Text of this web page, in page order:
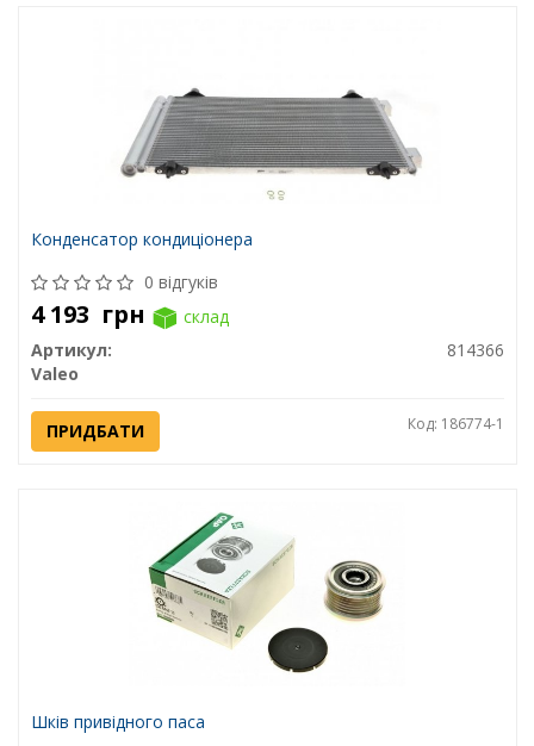
Конденсатор кондиціонера
0 відгуків
4 193 грн
склад
Артикул:
814366
Valeo
ПРИДБАТИ Код: 186774-1
Шків привідного паса